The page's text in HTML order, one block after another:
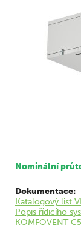
Nominální
Dokumentace:
Katalogový list
Popis řídicího
KOMFOVENT C5